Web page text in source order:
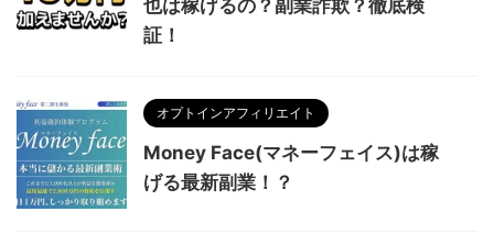
也は稼げるの？副業詐欺？徹底検
証！
オプトインアフィリエイト
Money Face(マネーフェイス)は稼
げる最新副業！？